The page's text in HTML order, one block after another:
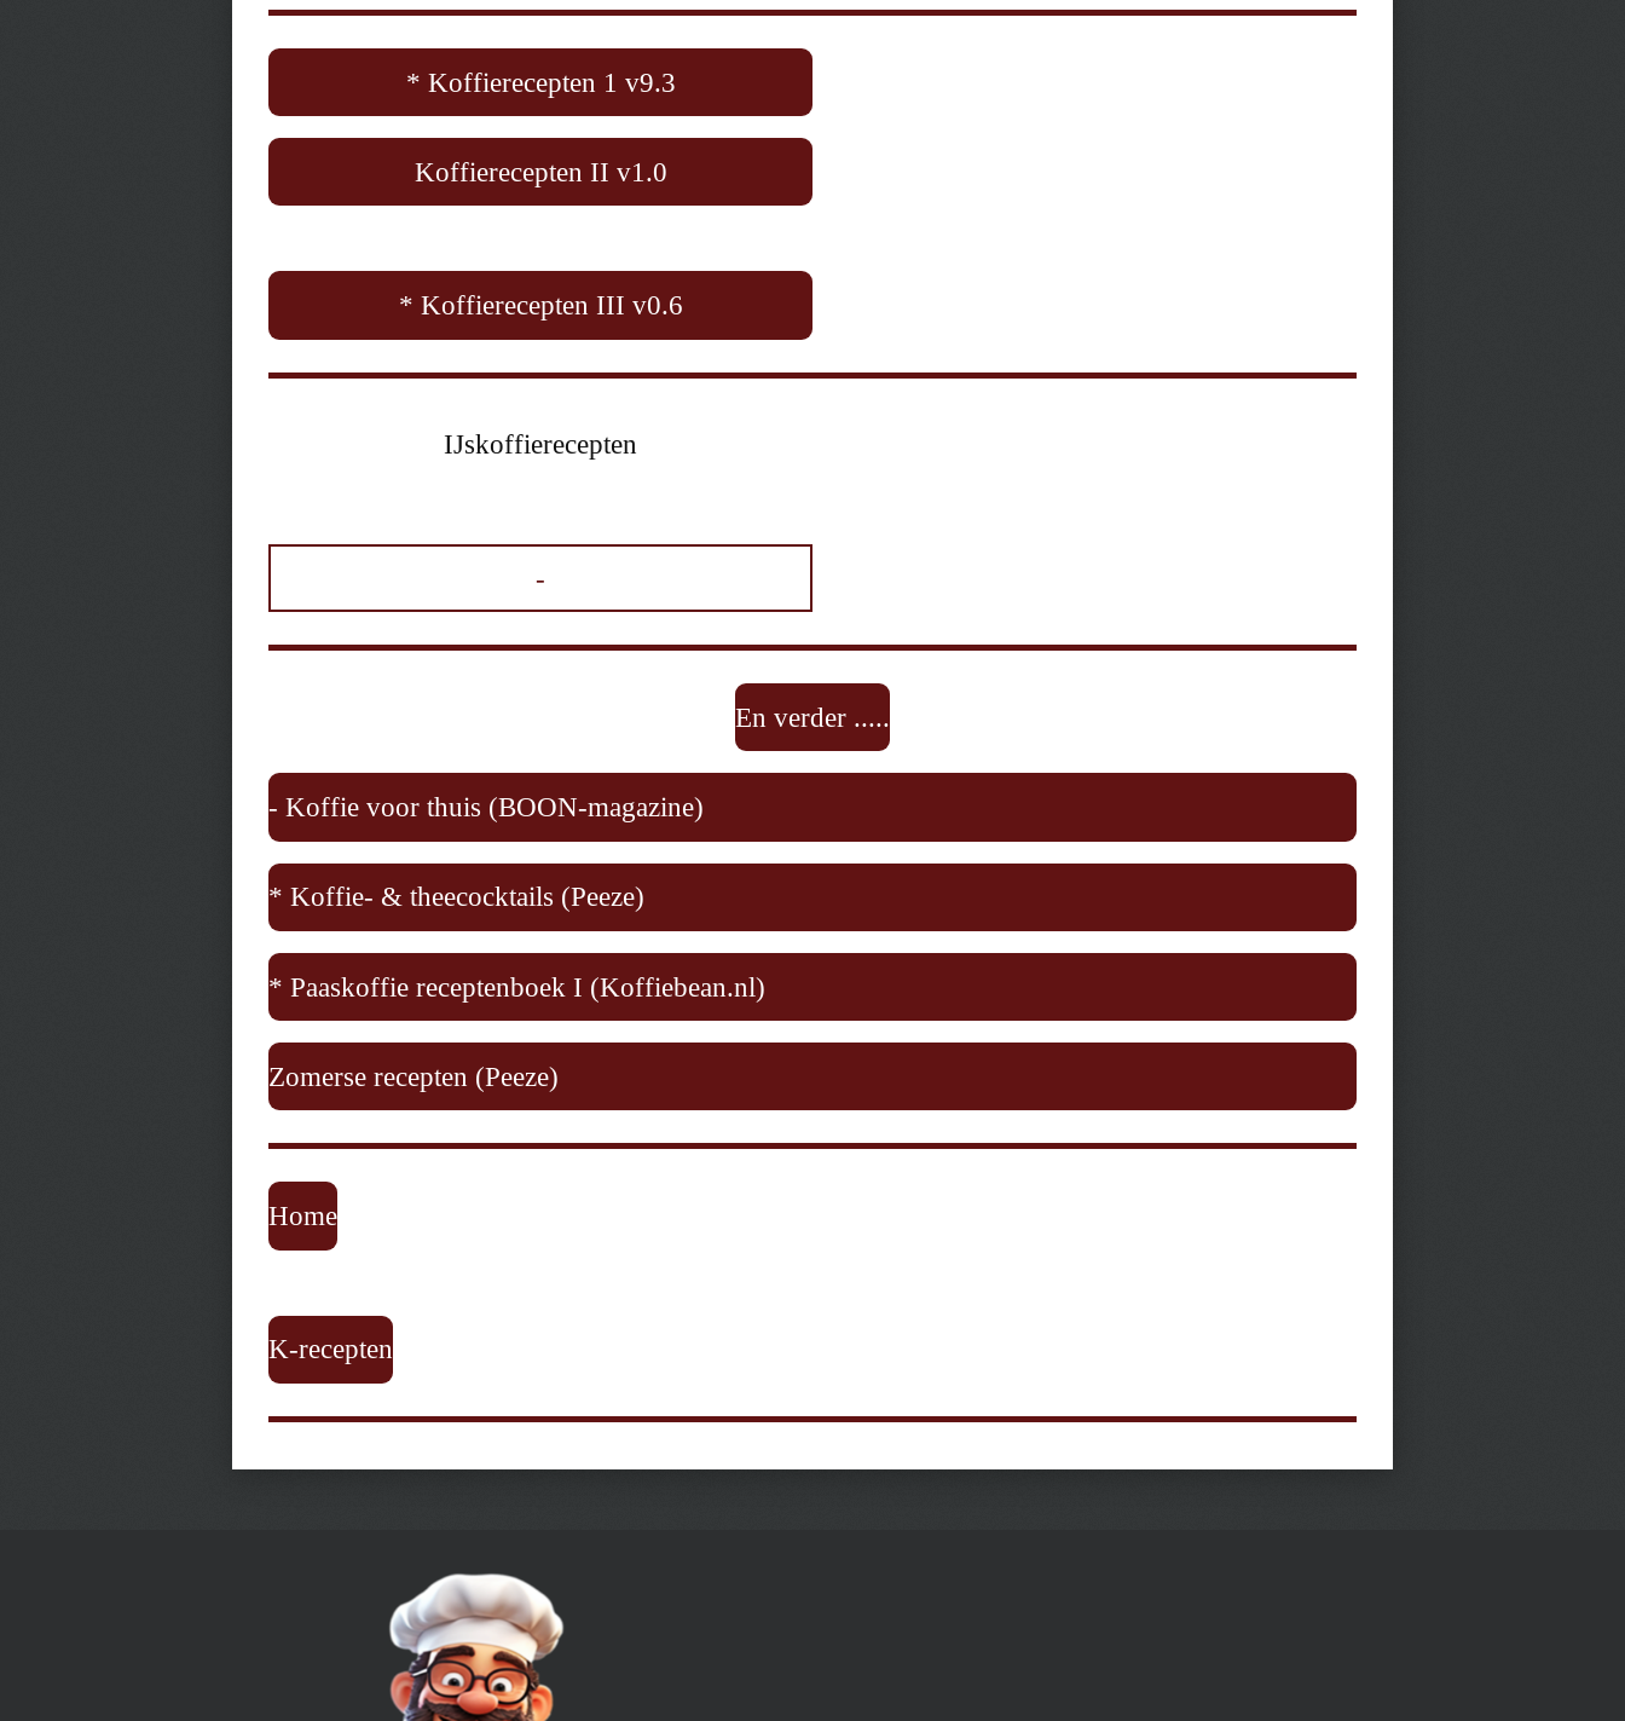
* Koffierecepten 1 v9.3
Koffierecepten II v1.0
* Koffierecepten III v0.6
IJskoffierecepten
-
En verder .....
- Koffie voor thuis (BOON-magazine)
* Koffie- & theecocktails (Peeze)
* Paaskoffie receptenboek I (Koffiebean.nl)
Zomerse recepten (Peeze)
Home
K-recepten